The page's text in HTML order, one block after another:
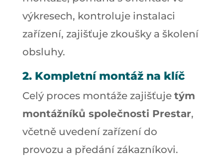
výkresech, kontroluje instalaci
zařízení, zajišťuje zkoušky a školení
obsluhy.
2. Kompletní montáž na klíč
Celý proces montáže zajišťuje tým
montážníků společnosti Prestar,
včetně uvedení zařízení do
provozu a předání zákazníkovi.